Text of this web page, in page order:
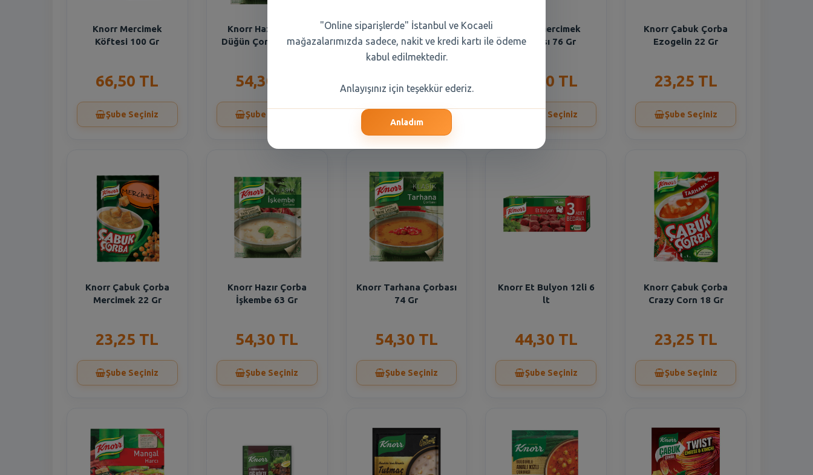
Knorr Mercimek
Köftesi 100 Gr
66,50 TL
Şube Seçiniz
Knorr Hazır Çorba
Düğün Çorbası 72 Gr
54,30 TL
Şube Seçiniz
Knorr Hazır Yayla
Çorbası
54,30 TL
Knorr Mercimek
Çorbası 76 Gr
54,30 TL
Şube Seçiniz
Knorr Çabuk Çorba
Ezogelin 22 Gr
23,25 TL
Şube Seçiniz
Knorr Çabuk Çorba
Mercimek 22 Gr
23,25 TL
Şube Seçiniz
Knorr Hazır Çorba
İşkembe 63 Gr
54,30 TL
Şube Seçiniz
Knorr Tarhana Çorbası
74 Gr
54,30 TL
Şube Seçiniz
Knorr Et Bulyon 12li 6
lt
44,30 TL
Şube Seçiniz
Knorr Çabuk Çorba
Crazy Corn 18 Gr
23,25 TL
Şube Seçiniz
"Online siparişlerde" İstanbul ve Kocaeli
mağazalarımızda sadece, nakit ve kredi kartı ile ödeme
kabul edilmektedir.
Anlayışınız için teşekkür ederiz.
Anladım